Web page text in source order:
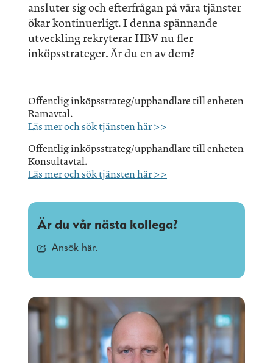
ansluter sig och efterfrågan på våra tjänster
ökar kontinuerligt. I denna spännande
utveckling rekryterar HBV nu fler
inköpsstrateger. Är du en av dem?
Offentlig inköpsstrateg/upphandlare till enheten
Ramavtal.
Läs mer och sök tjänsten här >>
Offentlig inköpsstrateg/upphandlare till enheten
Konsultavtal.
Läs mer och sök tjänsten här >>
Är du vår nästa kollega?
Ansök här.